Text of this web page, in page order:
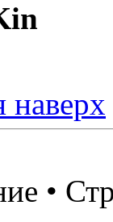
наверх
•